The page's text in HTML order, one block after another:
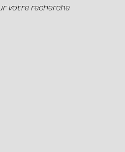
votre recherche